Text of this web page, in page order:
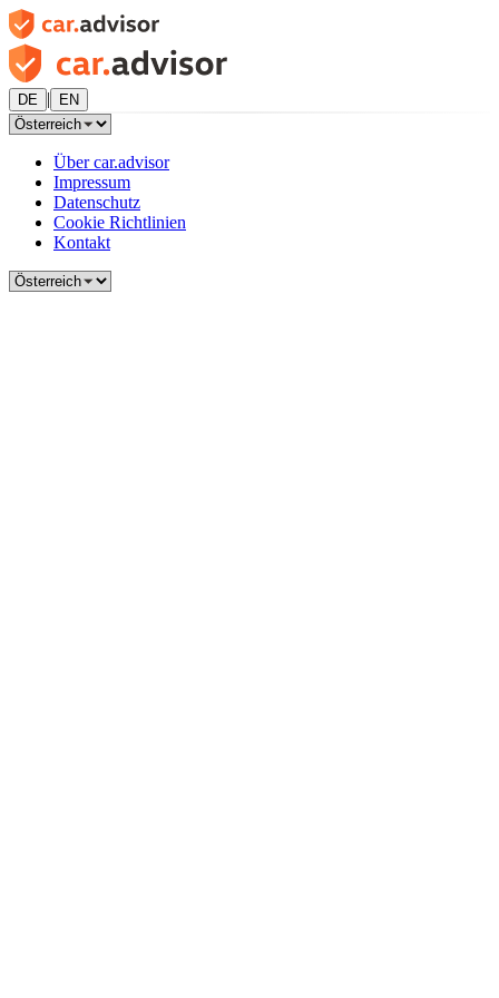
DE | EN
Über car.advisor
Impressum
Datenschutz
Cookie Richtlinien
Kontakt